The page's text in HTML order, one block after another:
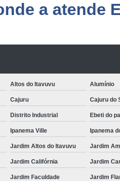
a atende
Altos do Itavuvu Alumínio
Cajuru Cajuru do
Distrito Industrial Ebeti do
Ipanema Ville Ipanema
Jardim Altos do Itavuvu Jardim
Jardim Califórnia Jardim
Jardim Faculdade Jardim